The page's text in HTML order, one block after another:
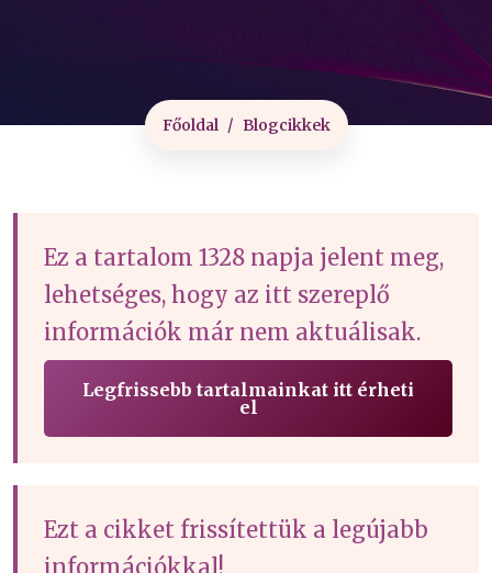
Főoldal Blogcikkek
Ez a tartalom 1328 napja jelent meg,
lehetséges, hogy az itt szereplő
információk már nem aktuálisak.
Legfrissebb tartalmainkat itt érheti
el
Ezt a cikket frissítettük a legújabb
információkkal!